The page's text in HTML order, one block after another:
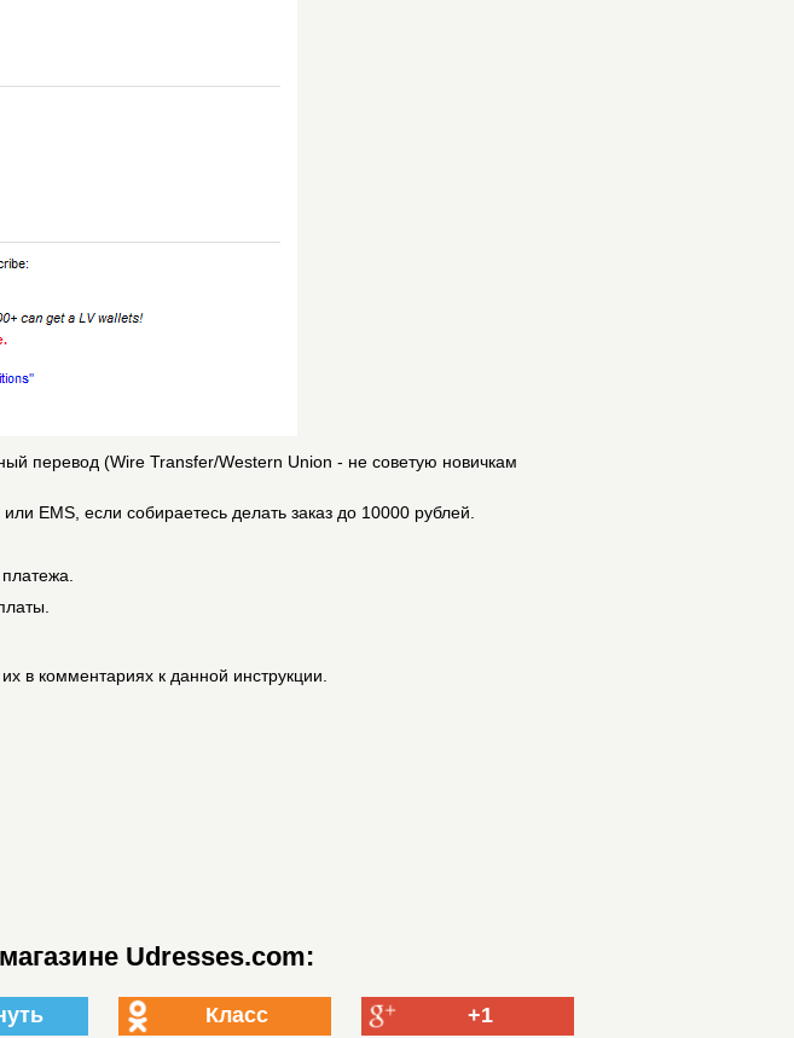
перевод (Wire Transfer/Western Union - не советую новичкам
EMS, если собираетесь делать заказ до 10000 рублей.
в комментариях к данной инструкции.
Udresses.com:
Класс +1